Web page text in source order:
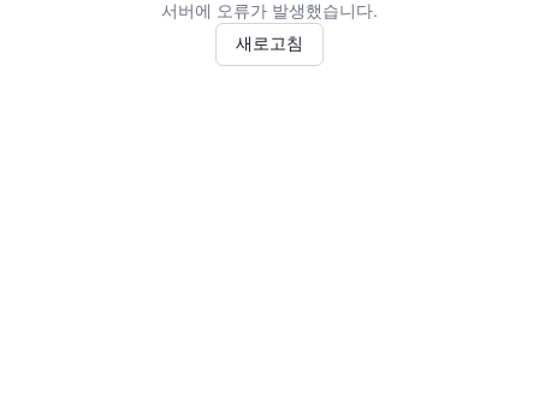
서버에 오류가 발생했습니다.
새로고침